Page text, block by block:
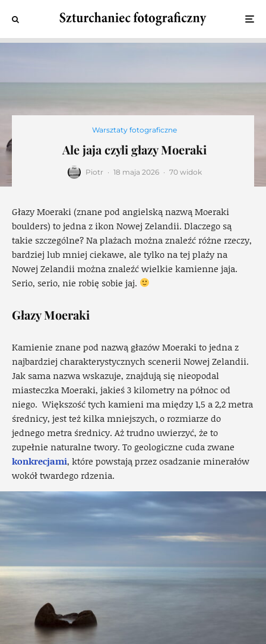
Warsztaty fotograficzne
Ale jaja czyli głazy Moeraki
Piotr · 18 maja 2026 · 70 widok
Głazy Moeraki (znane pod angielską nazwą Moeraki
boulders) to jedna z ikon Nowej Zelandii. Dlaczego są
takie szczególne? Na plażach można znaleźć różne rzeczy,
bardziej lub mniej ciekawe, ale tylko na tej plaży na
Nowej Zelandii można znaleźć wielkie kamienne jaja.
Serio, serio, nie robię sobie jaj.
Głazy Moeraki
Kamienie znane pod nazwą głazów Moeraki to jedna z
najbardziej charakterystycznych scenerii Nowej Zelandii.
Jak sama nazwa wskazuje, znajdują się nieopodal
miasteczka Moeraki, jakieś 3 kilometry na północ od
niego. Większość tych kamieni ma między 1,5 a 2,2 metra
średnicy, jest też kilka mniejszych, o rozmiarze do
jednego metra średnicy. Aż trudno uwierzyć, że to
zupełnie naturalne twory. To geologiczne cuda zwane
konkrecjami, które powstają przez osadzanie minerałów
wokół twardego rdzenia.